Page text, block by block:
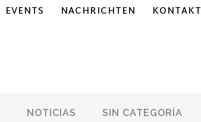
EVENTS NACHRICHTEN KONTAKT
NOTICIAS SIN CATEGORÍA